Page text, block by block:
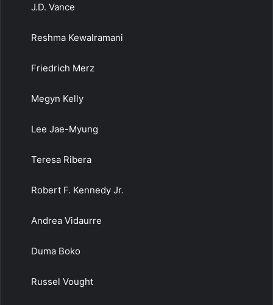
J.D. Vance
Reshma Kewalramani
Friedrich Merz
Megyn Kelly
Lee Jae-Myung
Teresa Ribera
Robert F. Kennedy Jr.
Andrea Vidaurre
Duma Boko
Russel Vought